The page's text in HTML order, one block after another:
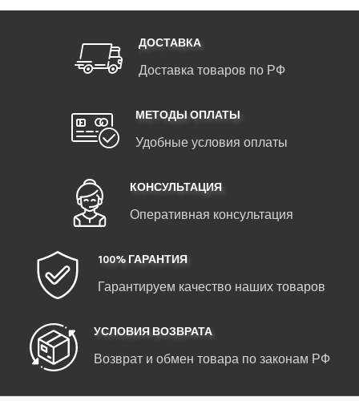
ДОСТАВКА
Доставка товаров по РФ
МЕТОДЫ ОПЛАТЫ
Удобные условия оплаты
КОНСУЛЬТАЦИЯ
Оперативная консультация
100% ГАРАНТИЯ
Гарантируем качество наших товаров
УСЛОВИЯ ВОЗВРАТА
Возврат и обмен товара по законам РФ